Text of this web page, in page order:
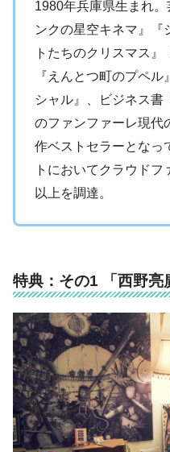
1980年兵庫県生まれ
ンクの星空キネマ』『
トたちのクリスマス』
『えんとつ町のプペ
シャル』、ビジネス書
のファンファーレ現代
作ベストセラーとなっ
トにおいてクラウド
以上を調達。
特典：その1 「西野亮